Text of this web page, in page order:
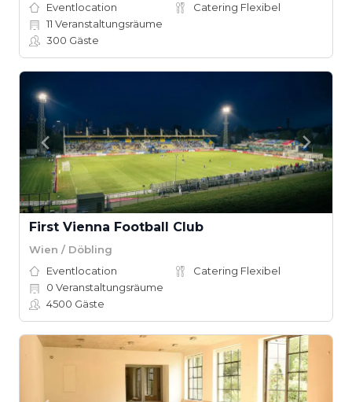
Eventlocation
Catering Flexibel
11 Veranstaltungsräume
300 Gäste
First Vienna Football Club
Wien / Döbling
Eventlocation
Catering Flexibel
0 Veranstaltungsräume
4500 Gäste